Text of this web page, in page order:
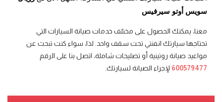
سويس أوتو سيرفيس
معنا، يمكنك الحصول على مختلف خدمات صيانة السيارات التي
تحتاجها سيارتك انفنتي تحت سقف واحد. لذا، سواء كنت تبحث عن
مواعيد صيانة روتينية أو تصليحات شاملة، اتصل بنا على الرقم
600579477 لإجراء الصيانة لسيارتك.